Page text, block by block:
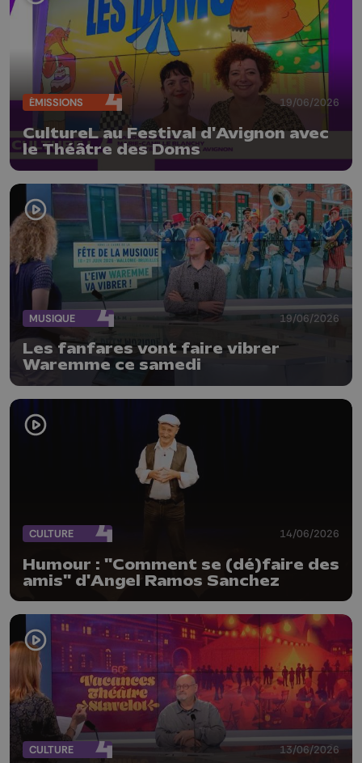
ÉMISSIONS 19/06/2026
CultureL au Festival d'Avignon avec
le Théâtre des Doms
MUSIQUE 19/06/2026
Les fanfares vont faire vibrer
Waremme ce samedi
CULTURE 14/06/2026
Humour : "Comment se (dé)faire des
amis" d'Angel Ramos Sanchez
CULTURE 13/06/2026